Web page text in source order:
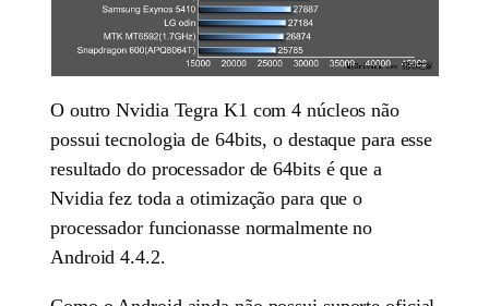
O outro Nvidia Tegra K1 com 4 núcleos não
possui tecnologia de 64bits, o destaque para esse
resultado do processador de 64bits é que a
Nvidia fez toda a otimização para que o
processador funcionasse normalmente no
Android 4.4.2.